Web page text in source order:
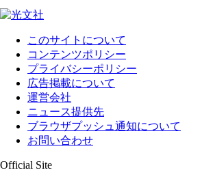
このサイトについて
コンテンツポリシー
プライバシーポリシー
広告掲載について
運営会社
ニュース提供先
ブラウザプッシュ通知について
お問い合わせ
Official Site